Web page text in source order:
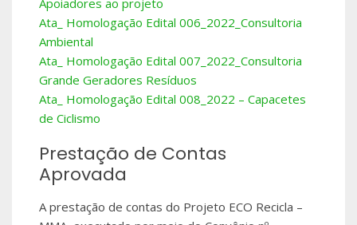
Ata_ Homologação Edital 006_2022_Consultoria
Ambiental
Ata_ Homologação Edital 007_2022_Consultoria
Grande Geradores Resíduos
Ata_ Homologação Edital 008_2022 – Capacetes
de Ciclismo
Prestação de Contas
Aprovada
A prestação de contas do Projeto ECO Recicla –